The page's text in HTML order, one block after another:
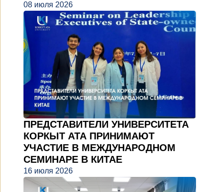
08 июля 2026
ПРЕДСТАВИТЕЛИ УНИВЕРСИТЕТА
КОРКЫТ АТА ПРИНИМАЮТ
УЧАСТИЕ В МЕЖДУНАРОДНОМ
СЕМИНАРЕ В КИТАЕ
16 июля 2026